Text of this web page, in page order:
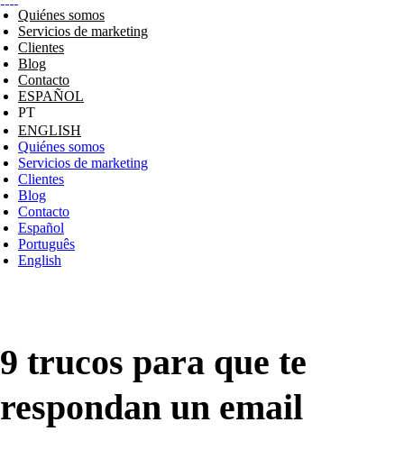
Quiénes somos
Servicios de marketing
Clientes
Blog
Contacto
ESPAÑOL
ENGLISH
Quiénes somos
Servicios de marketing
Clientes
Blog
Contacto
Español
Português
English
9 trucos para que te
respondan un email